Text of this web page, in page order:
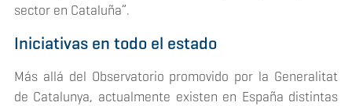
sector en Cataluña”.
Iniciativas en todo el estado
Más allá del Observatorio promovido por la Generalitat
de Catalunya, actualmente existen en España distintas